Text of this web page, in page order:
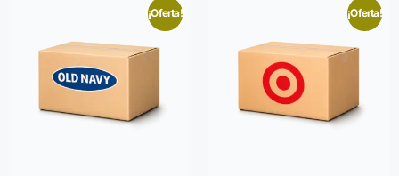
¡Oferta! ¡Oferta!